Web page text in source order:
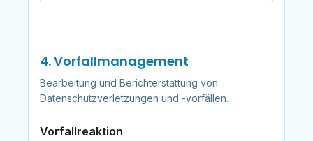
4. Vorfallmanagement
Bearbeitung und Berichterstattung von
Datenschutzverletzungen und -vorfällen.
Vorfallreaktion